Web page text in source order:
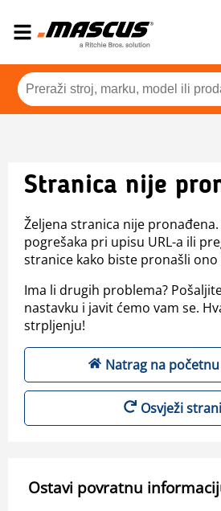
Stranica nije
Željena stranica nije
pogrešaka pri upisu URL-a ili
stranice kako biste pronašli
Ima li drugih problema?
nastavku i javit ćemo vam se.
strpljenju!
Natrag na
Osvježi
Ostavi povratnu